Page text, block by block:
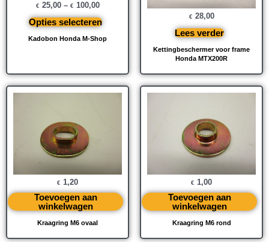
Kadobon Honda M-Shop
€ 25,00– € 100,00
Opties selecteren
Kettingbeschermer voor frame
Honda MTX200R
€ 28,00
Lees verder
Kraagring M6 ovaal
€ 1,20
Toevoegen aan
winkelwagen
Kraagring M6 rond
€ 1,00
Toevoegen aan
winkelwagen